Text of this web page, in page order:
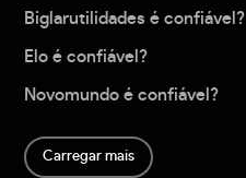
Biglarutilidades é confiável?
Elo é confiável?
Novomundo é confiável?
Carregar mais